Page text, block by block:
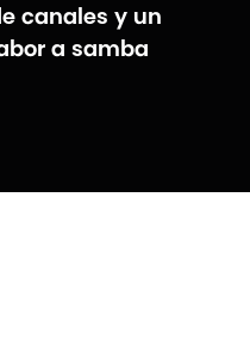
canales y un
a samba